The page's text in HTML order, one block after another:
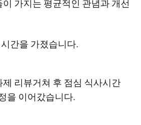
가지는 평균적인 관념과 개선
간을 가졌습니다.
제 리뷰거쳐 후 점심 식사시간
을 이어갔습니다.